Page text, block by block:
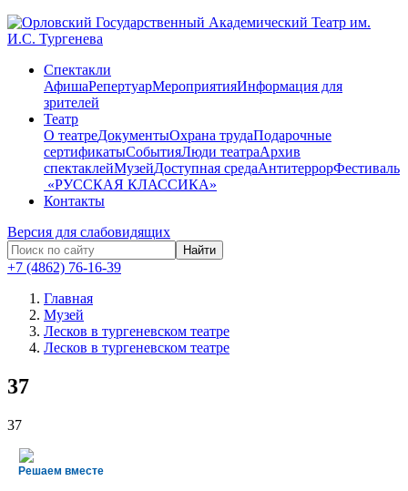
Спектакли
АфишаРепертуарМероприятияИнформация для
зрителей
Театр
О театреДокументыОхрана трудаПодарочные
сертификатыСобытияЛюди театраАрхив
спектаклейМузейДоступная средаАнтитеррорФестиваль
​ «РУССКАЯ КЛАССИКА»
Контакты
Версия для слабовидящих
Найти
+7 (4862) 76-16-39
Главная
Музей
Лесков в тургеневском театре
Лесков в тургеневском театре
37
37
Решаем вместе